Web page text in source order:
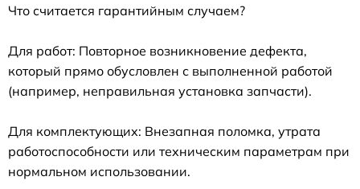
Что считается гарантийным случаем?
Для работ: Повторное возникновение дефекта,
который прямо обусловлен с выполненной работой
(например, неправильная установка запчасти).
Для комплектующих: Внезапная поломка, утрата
работоспособности или техническим параметрам при
нормальном использовании.